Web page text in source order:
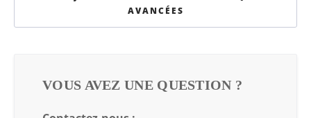
AVANCÉES
VOUS AVEZ UNE QUESTION ?